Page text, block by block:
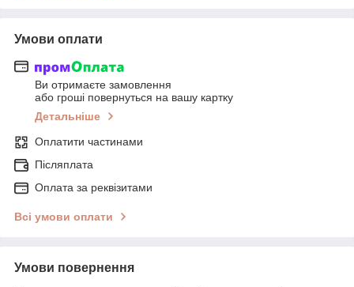
Умови оплати
Ви отримаєте замовлення
або гроші повернуться на вашу картку
Детальніше
Оплатити частинами
Післяплата
Оплата за реквізитами
Всі умови оплати
Умови повернення